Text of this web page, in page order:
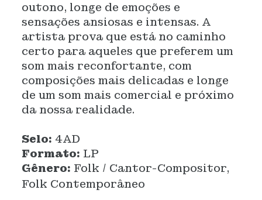
outono, longe de emoções e
sensações ansiosas e intensas. A
artista prova que está no caminho
certo para aqueles que preferem um
som mais reconfortante, com
composições mais delicadas e longe
de um som mais comercial e próximo
da nossa realidade.
Selo: 4AD
Formato: LP
Gênero: Folk / Cantor-Compositor,
Folk Contemporâneo